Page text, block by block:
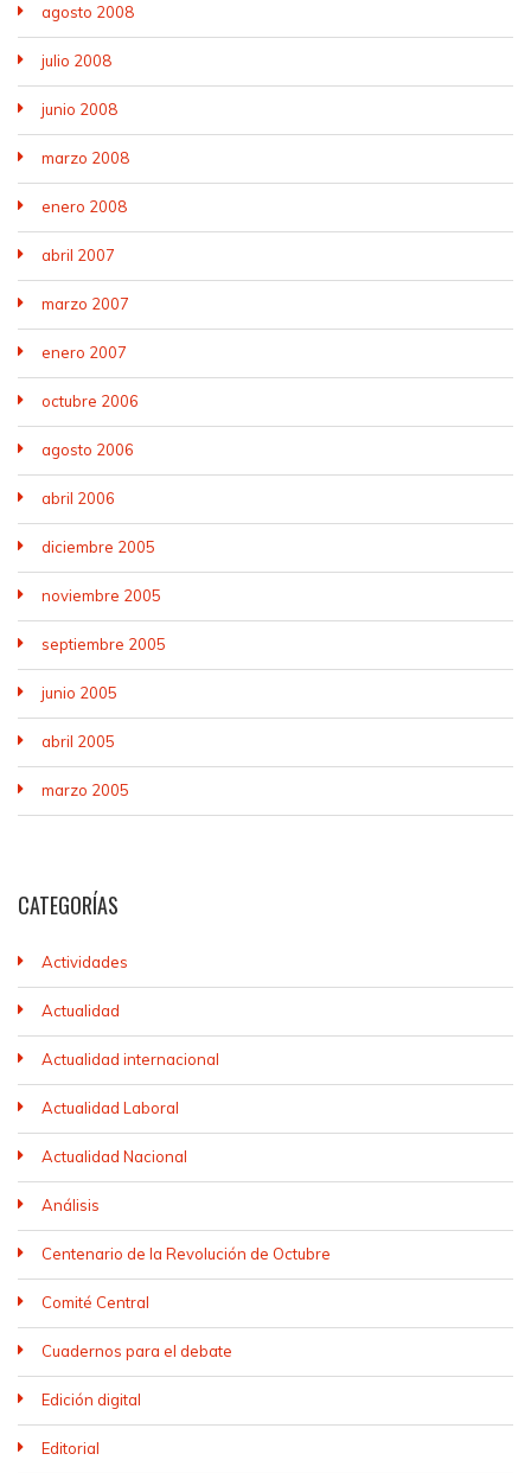
agosto 2008
julio 2008
junio 2008
marzo 2008
enero 2008
abril 2007
marzo 2007
enero 2007
octubre 2006
agosto 2006
abril 2006
diciembre 2005
noviembre 2005
septiembre 2005
junio 2005
abril 2005
marzo 2005
CATEGORÍAS
Actividades
Actualidad
Actualidad internacional
Actualidad Laboral
Actualidad Nacional
Análisis
Centenario de la Revolución de Octubre
Comité Central
Cuadernos para el debate
Edición digital
Editorial